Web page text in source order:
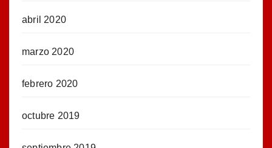
abril 2020
marzo 2020
febrero 2020
octubre 2019